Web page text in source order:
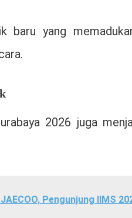
baru yang
2026 juga
Pengunjung IIMS